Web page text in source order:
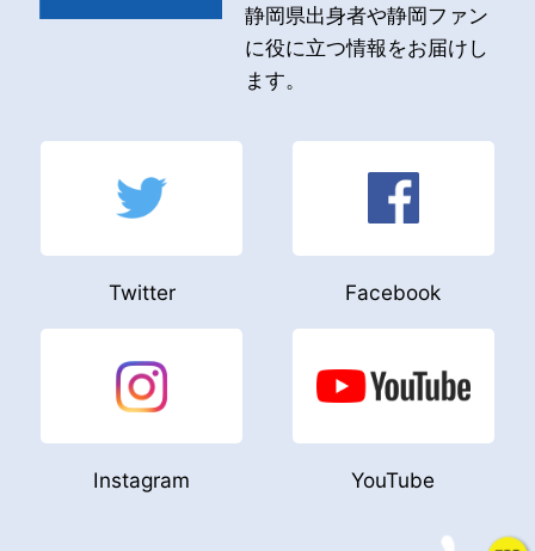
静岡県出身者や静岡ファン
に役に立つ情報をお届けし
ます。
Twitter Facebook
Instagram YouTube